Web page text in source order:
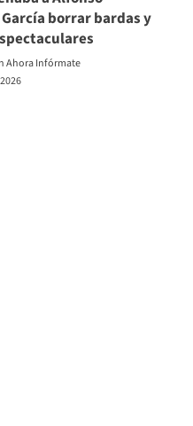
borrar bardas y
Ahora Infórmate